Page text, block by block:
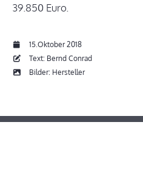
39.850 Euro.
15.Oktober 2018
Text: Bernd Conrad
Bilder: Hersteller